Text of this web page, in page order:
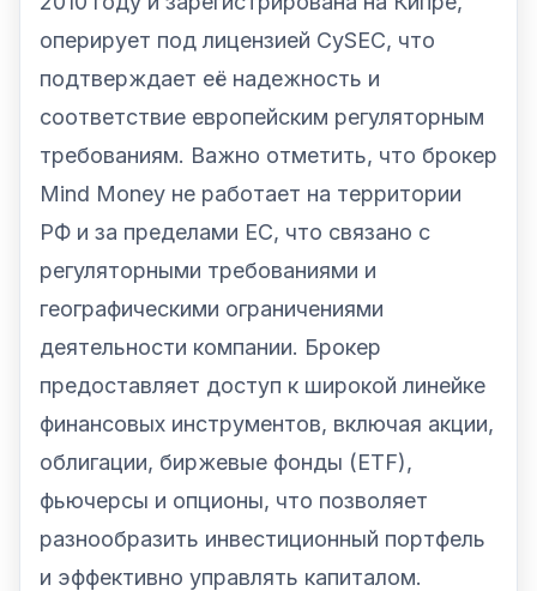
оперирует под лицензией CySEC, что
подтверждает её надежность и
соответствие европейским регуляторным
требованиям. Важно отметить, что брокер
Mind Money не работает на территории
РФ и за пределами ЕС, что связано с
регуляторными требованиями и
географическими ограничениями
деятельности компании. Брокер
предоставляет доступ к широкой линейке
финансовых инструментов, включая акции,
облигации, биржевые фонды (ETF),
фьючерсы и опционы, что позволяет
разнообразить инвестиционный портфель
и эффективно управлять капиталом.